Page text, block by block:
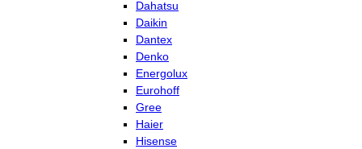
Dahatsu
Daikin
Dantex
Denko
Energolux
Eurohoff
Gree
Haier
Hisense